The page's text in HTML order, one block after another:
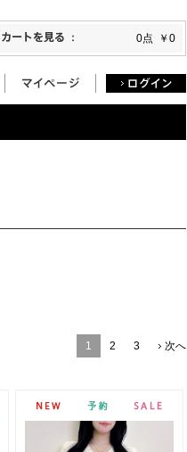
0点 ￥0
1 2 3 次へ